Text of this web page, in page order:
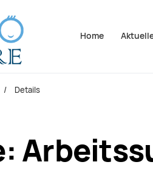
Home
Details